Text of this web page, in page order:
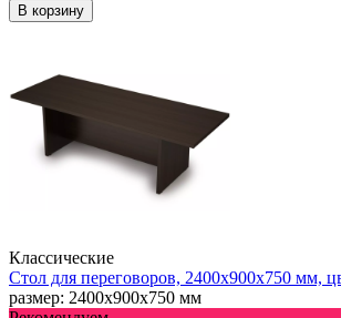
В корзину
Классические
Стол для переговоров, 2400х900х750 мм,
размер: 2400х900х750 мм